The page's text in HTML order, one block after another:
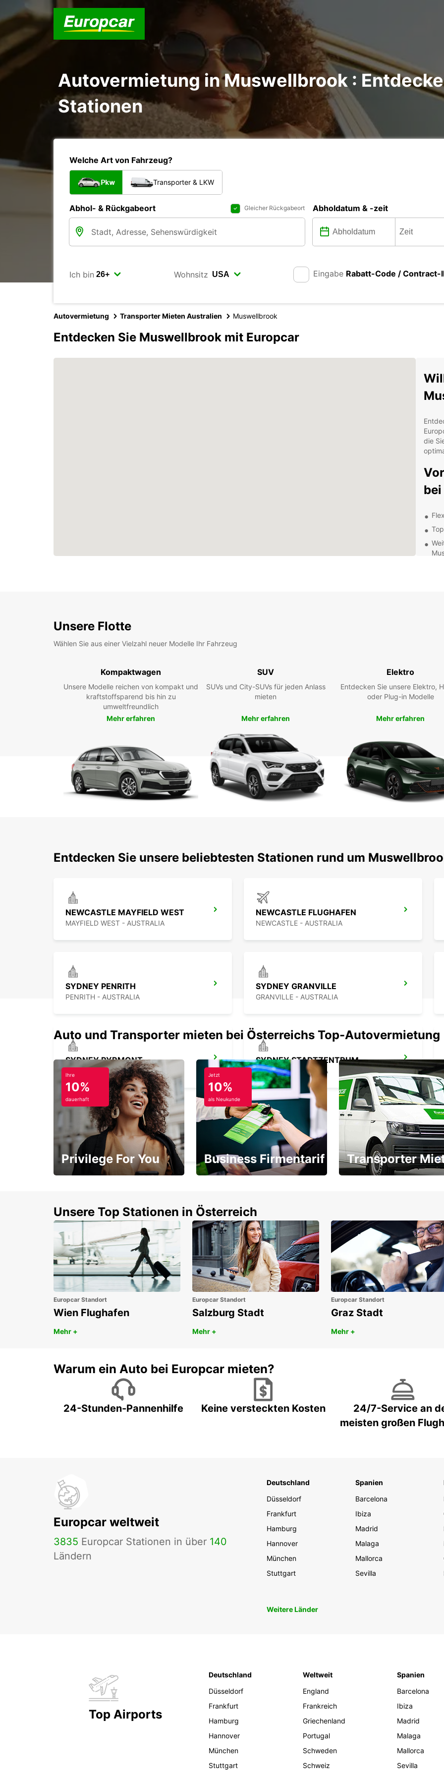
Autovermietung in Muswellbrook :
Stationen
Welche Art von Fahrzeug?
Pkw Transporter & LKW
Abhol- & Rückgabeort Gleicher Rückgabeort Abholdatum & -zeit
Ich bin Wohnsitz Eingabe Rabatt-Code / Contract-
Autovermietung Transporter Mieten Australien Muswellbrook
Entdecken Sie Muswellbrook mit Europcar
die
um
oder
ein
Unsere Flotte
Wählen Sie aus einer Vielzahl neuer Modelle Ihr Fahrzeug
Kompaktwagen
Unsere Modelle reichen von kompakt und
kraftstoffsparend bis hin zu
umweltfreundlich
Mehr erfahren
SUV
SUVs und City-SUVs für jeden Anlass
mieten
Mehr erfahren
Elektro
Entdecken Sie unsere Elektro,
oder Plug-in Modelle
Mehr erfahren
Entdecken Sie unsere beliebtesten Stationen rund um
NEWCASTLE MAYFIELD WEST
MAYFIELD WEST - AUSTRALIA
NEWCASTLE FLUGHAFEN
NEWCASTLE - AUSTRALIA
SYDNEY PENRITH
PENRITH - AUSTRALIA
SYDNEY GRANVILLE
GRANVILLE - AUSTRALIA
SYDNEY PYRMONT
PYRMONT - AUSTRALIA
SYDNEY STADTZENTRUM
SYDNEY - AUSTRALIA
SYDNEY MILPERRA
MILPERRA - AUSTRALIA
Auto und Transporter mieten bei Österreichs Top-Autovermietung
Ihre
10%
dauerhaft
Privilege For You
Jetzt
10%
als Neukunde
Business Firmentarif Transporter
Unsere Top Stationen in Österreich
Europcar Standort
Wien Flughafen
Mehr +
Europcar Standort
Salzburg Stadt
Mehr +
Europcar Standort
Graz Stadt
Mehr +
Warum ein Auto bei Europcar mieten?
24-Stunden-Pannenhilfe Keine versteckten Kosten
24/7-Service an
meisten großen
Europcar weltweit
3835 Europcar Stationen in über 140
Ländern
Deutschland
Düsseldorf
Frankfurt
Hamburg
Hannover
München
Stuttgart
Spanien
Barcelona
Ibiza
Madrid
Malaga
Mallorca
Sevilla
Weitere Länder
Top Airports
Deutschland
Düsseldorf
Frankfurt
Hamburg
Hannover
München
Stuttgart
Weltweit
England
Frankreich
Griechenland
Portugal
Schweden
Schweiz
Spanien
Barcelona
Ibiza
Madrid
Malaga
Mallorca
Sevilla